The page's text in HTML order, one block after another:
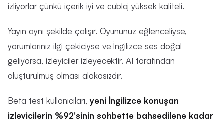
izliyorlar çünkü içerik iyi ve dublaj yüksek kaliteli.
Yayın aynı şekilde çalışır. Oyununuz eğlenceliyse,
yorumlarınız ilgi çekiciyse ve İngilizce ses doğal
geliyorsa, izleyiciler izleyecektir. AI tarafından
oluşturulmuş olması alakasızdır.
Beta test kullanıcıları, yeni İngilizce konuşan
izleyicilerin %92'sinin sohbette bahsedilene kadar